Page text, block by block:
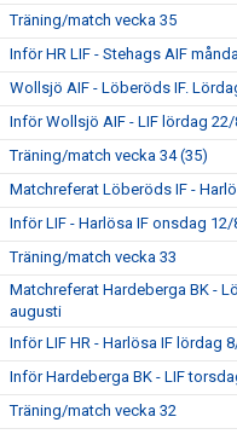
Träning/match vecka 35
Inför HR LIF - Stehags AIF
Wollsjö AIF - Löberöds IF.
Inför Wollsjö AIF - LIF lördag 22/
Träning/match vecka 34 (35)
Matchreferat Löberöds IF -
Inför LIF - Harlösa IF onsdag 12/
Träning/match vecka 33
Matchreferat Hardeberga BK -
augusti
Inför LIF HR - Harlösa IF lördag
Inför Hardeberga BK - LIF
Träning/match vecka 32